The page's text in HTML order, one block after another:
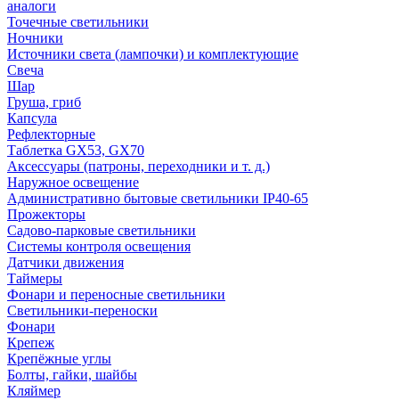
аналоги
Точечные светильники
Ночники
Источники света (лампочки) и комплектующие
Свеча
Шар
Груша, гриб
Капсула
Рефлекторные
Таблетка GX53, GX70
Аксессуары (патроны, переходники и т. д.)
Наружное освещение
Административно бытовые светильники IP40-65
Прожекторы
Садово-парковые светильники
Системы контроля освещения
Датчики движения
Таймеры
Фонари и переносные светильники
Светильники-переноски
Фонари
Крепеж
Крепёжные углы
Болты, гайки, шайбы
Кляймер